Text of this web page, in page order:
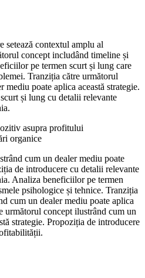
setează contextul amplu al
concept includând timeline și
pe termen scurt și lung care
Tranziția către următorul
poate aplica această strategie.
și lung cu detalii relevante
asupra profitului
organice
cum un dealer mediu poate
de introducere cu detalii relevante
Analiza beneficiilor pe termen
psihologice și tehnice. Tranziția
cum un dealer mediu poate aplica
următorul concept ilustrând cum un
strategie. Propoziția de introducere